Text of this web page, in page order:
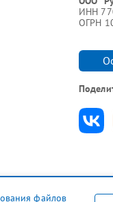
ИНН
ОГРН
файлов